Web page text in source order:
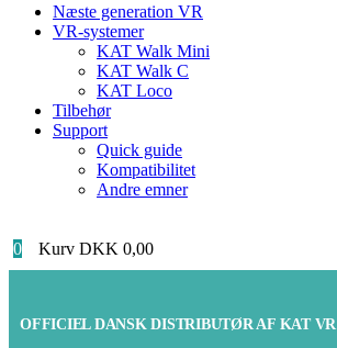
Næste generation VR
VR-systemer
KAT Walk Mini
KAT Walk C
KAT Loco
Tilbehør
Support
Quick guide
Kompatibilitet
Andre emner
0 Kurv DKK 0,00
OFFICIEL DANSK DISTRIBUTØR AF KAT VR